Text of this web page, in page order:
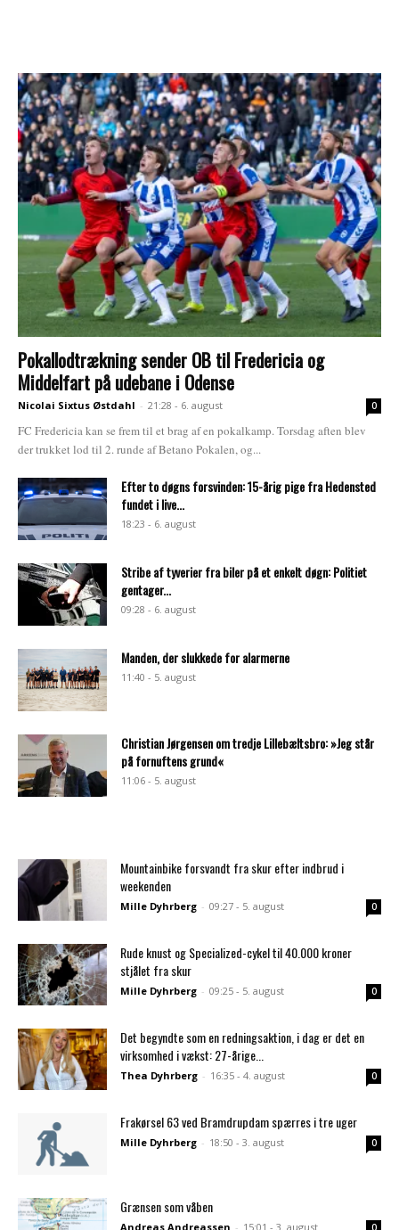
Pokallodtrækning sender OB til Fredericia og
Middelfart på udebane i Odense
Nicolai Sixtus Østdahl - 21:28 - 6. august 0
FC Fredericia kan se frem til et brag af en pokalkamp. Torsdag aften blev
der trukket lod til 2. runde af Betano Pokalen, og...
Efter to døgns forsvinden: 15-årig pige fra Hedensted
fundet i live...
18:23 - 6. august
Stribe af tyverier fra biler på et enkelt døgn: Politiet
gentager...
09:28 - 6. august
Manden, der slukkede for alarmerne
11:40 - 5. august
Christian Jørgensen om tredje Lillebæltsbro: »Jeg står
på fornuftens grund«
11:06 - 5. august
Mountainbike forsvandt fra skur efter indbrud i
weekenden
Mille Dyhrberg - 09:27 - 5. august 0
Rude knust og Specialized-cykel til 40.000 kroner
stjålet fra skur
Mille Dyhrberg - 09:25 - 5. august 0
Det begyndte som en redningsaktion, i dag er det en
virksomhed i vækst: 27-årige...
Thea Dyhrberg - 16:35 - 4. august 0
Frakørsel 63 ved Bramdrupdam spærres i tre uger
Mille Dyhrberg - 18:50 - 3. august 0
Grænsen som våben
Andreas Andreassen - 15:01 - 3. august 0